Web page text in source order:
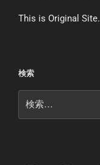
This is Original Site.
検索
索: